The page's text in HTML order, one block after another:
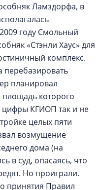
Ламздорфа, в
году Смольный
«Стэнли Хаус» для
комплекс.
перебазировать
планировал
которого
цифры КГИОП так и не
целых пяти
возмущение
дома (на
в суд, опасаясь, что
Но проиграли.
принятия Правил